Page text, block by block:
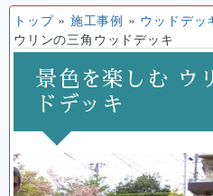
トップ» 施工事例 » ウッドデッ
ウリンの三角ウッドデッキ
景色を楽しむ ウ
ドデッキ